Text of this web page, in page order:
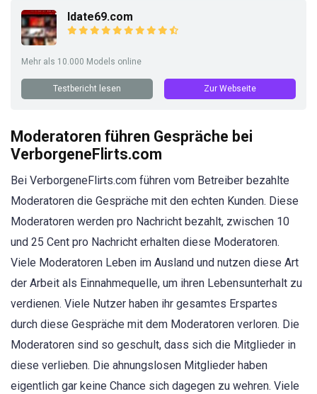
Idate69.com
Mehr als 10.000 Models online
Testbericht lesen Zur Webseite
Moderatoren führen Gespräche bei
VerborgeneFlirts.com
Bei VerborgeneFlirts.com führen vom Betreiber bezahlte
Moderatoren die Gespräche mit den echten Kunden. Diese
Moderatoren werden pro Nachricht bezahlt, zwischen 10
und 25 Cent pro Nachricht erhalten diese Moderatoren.
Viele Moderatoren Leben im Ausland und nutzen diese Art
der Arbeit als Einnahmequelle, um ihren Lebensunterhalt zu
verdienen. Viele Nutzer haben ihr gesamtes Erspartes
durch diese Gespräche mit dem Moderatoren verloren. Die
Moderatoren sind so geschult, dass sich die Mitglieder in
diese verlieben. Die ahnungslosen Mitglieder haben
eigentlich gar keine Chance sich dagegen zu wehren. Viele